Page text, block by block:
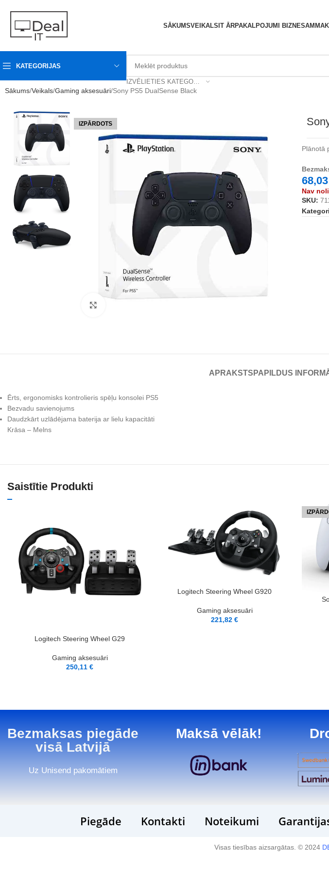
SĀKUMSVEIKALS IT ĀRPAKALPOJUMI BIZNESAM
KATEGORIJAS
IZVĒLIETIES KATEGORIJU
Sākums Veikals Gaming aksesuāri Sony PS5 DualSense Black
IZPĀRDOTS
Plānotā
68,03
Nav
SKU:
APRAKSTS PAPILDUS
Ērts, ergonomisks kontrolieris spēļu konsolei PS5
Bezvadu savienojums
Daudzkārt uzlādējama baterija ar lielu kapacitāti
Krāsa – Melns
Saistītie Produkti
PIEVIENOT GROZAM
Logitech Steering Wheel G29
Gaming aksesuāri
250,11 €
PIEVIENOT GROZAM
Logitech Steering Wheel G920
Gaming aksesuāri
221,82 €
LASĪT
Bezmaksas piegāde
visā Latvijā
Uz Unisend pakomātiem
Maksā vēlāk!
Piegāde Kontakti Noteikumi
Visas tiesības aizsargātas. © 2024